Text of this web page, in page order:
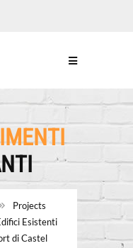
Projects
Esistenti
di Castel